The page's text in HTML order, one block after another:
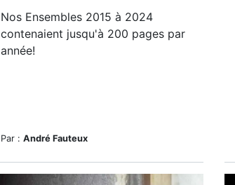
Nos Ensembles 2015 à 2024
contenaient jusqu'à 200 pages par
année!
Par : André Fauteux